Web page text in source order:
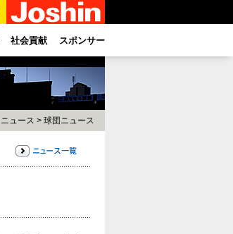
社会貢献 スポンサー
ニュース > 球団ニュース